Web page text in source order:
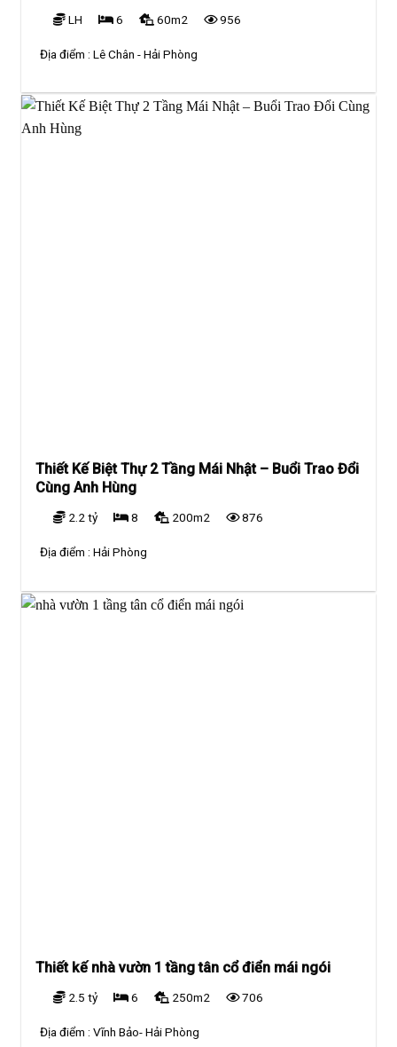
LH 6 60m2 956
Địa điểm :Lê Chân - Hải Phòng
Thiết Kế Biệt Thự 2 Tầng Mái Nhật – Buổi Trao Đổi
Cùng Anh Hùng
2.2 tỷ 8 200m2 876
Địa điểm :Hải Phòng
Thiết kế nhà vườn 1 tầng tân cổ điển mái ngói
2.5 tỷ 6 250m2 706
Địa điểm :Vĩnh Bảo- Hải Phòng